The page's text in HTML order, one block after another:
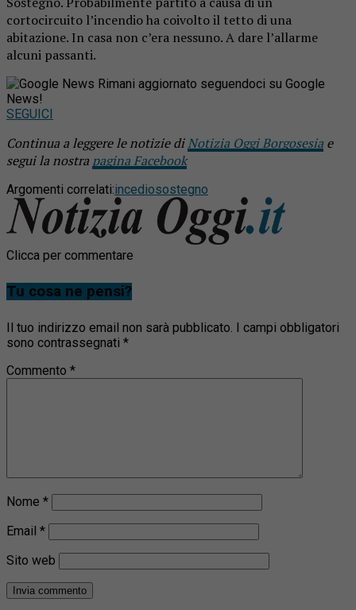
cortocircuito l’incendio ha coivolto il tetto di una
abitazione. In casa non c’era nessuno. A dare l’allarme
alcuni passanti.
Rimani aggiornato seguendoci su Google
News!
SEGUICI
Continua a leggere le notizie diNotizia Oggi Borgosesia e
segui la nostra pagina Facebook
Argomenti correlati:incediosostegno
Clicca per commentare
Tu cosa ne pensi?
Il tuo indirizzo email non sarà pubblicato. I campi obbligatori
sono contrassegnati *
Commento *
Nome *
Email *
Sito web